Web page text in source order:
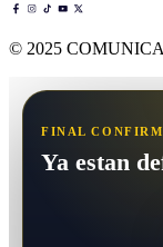
© 2025 COMUNICA
FINAL
Ya estan